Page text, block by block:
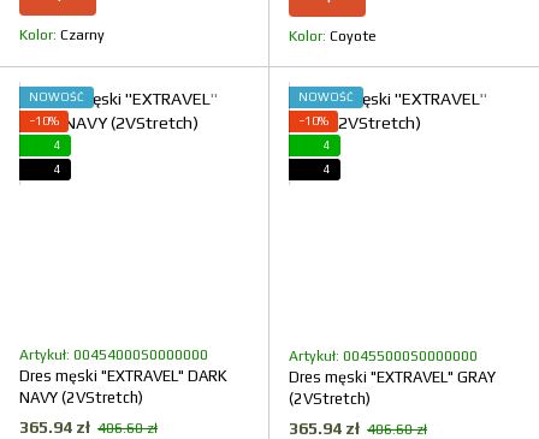
Kolor Czarny Kolor Coyote
NOWOŚĆ
−10%
4
4
Artykuł: 00454000S0000000
Dres męski "EXTRAVEL" DARK
NAVY (2VStretch)
365.94 zł 406.60 zł
NOWOŚĆ
−10%
4
4
Artykuł: 00455000S0000000
Dres męski "EXTRAVEL" GRAY
(2VStretch)
365.94 zł 406.60 zł